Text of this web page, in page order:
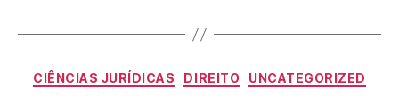
CIÊNCIAS JURÍDICAS DIREITO UNCATEGORIZED